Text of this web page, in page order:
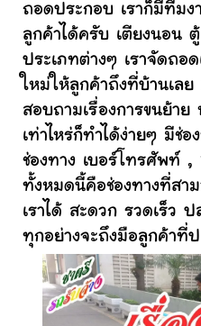
ถอดประกอบ เราก็มีทีม
ลูกค้าได้ครับ เตียงนอน
ประเภทต่างๆ เราจัดถอ
ใหม่ให้ลูกค้าถึงที่บ้านเล
สอบถามเรื่องการขนย้าย
เท่าไหร่ก็ทำได้ง่ายๆ มีช่อ
ช่องทาง เบอร์โทรศัพท์
ทั้งหมดนี้คือช่องทางที่สา
เราได้ สะดวก รวดเร็ว
ทุกอย่างจะถึงมือลูกค้าที่